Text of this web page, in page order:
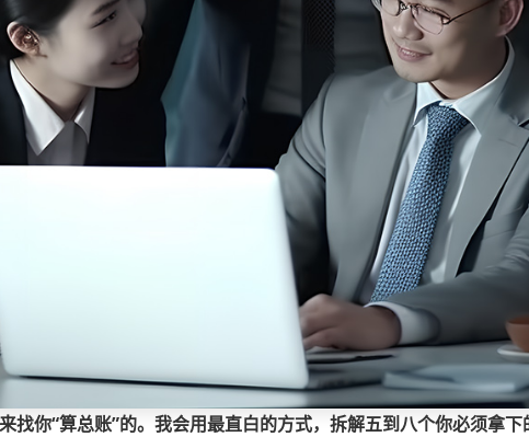
找你“算总账”的。我会用最直白的方式，拆解五到八个你必须拿